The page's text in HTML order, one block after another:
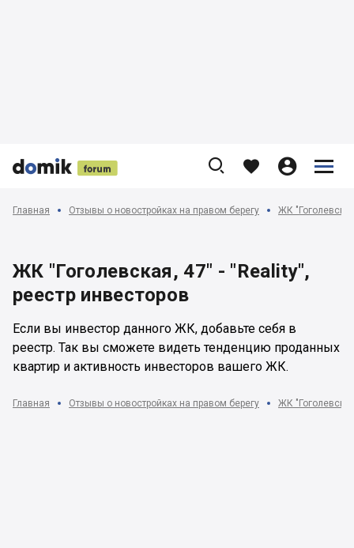


 
    


Главная Отзывы о новостройках на правом берегу ЖК
ЖК "Гоголевская, 47" - "Reality",
реестр инвесторов
Если вы инвестор данного ЖК, добавьте себя в
реестр. Так вы сможете видеть тенденцию проданных
квартир и активность инвесторов вашего ЖК.
Главная Отзывы о новостройках на правом берегу ЖК